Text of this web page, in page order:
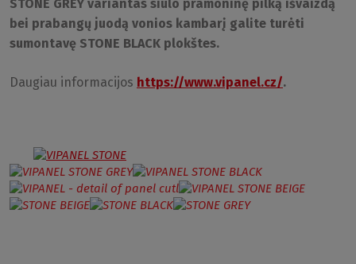
STONE GREY variantas siūlo pramoninę pilką išvaizdą
bei prabangų juodą vonios kambarį galite turėti
sumontavę STONE BLACK plokštes.
Daugiau informacijos https://www.vipanel.cz/.